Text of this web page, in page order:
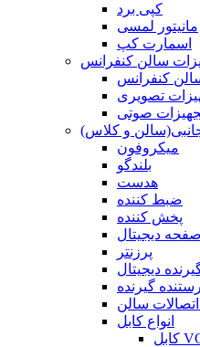
کپی برد
مانیتور لمسی
اسمارت کپ
سالن کنفرانس
کنفرانس
تصویری
صوتی
و کلاس)
میکروفون
بلندگو
هدست
ضبط کننده
پخش کننده
دیجیتال
پرزنتر
دیجیتال
گیرنده
سالن
انواع کابل